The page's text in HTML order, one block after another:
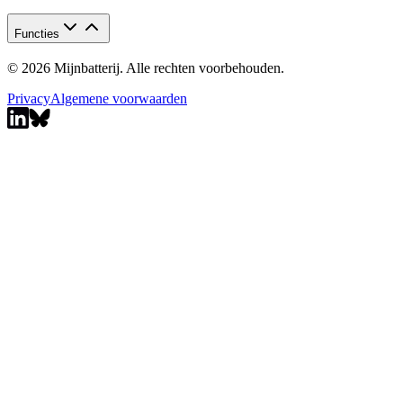
Functies
© 2026 Mijnbatterij. Alle rechten voorbehouden.
PrivacyAlgemene voorwaarden